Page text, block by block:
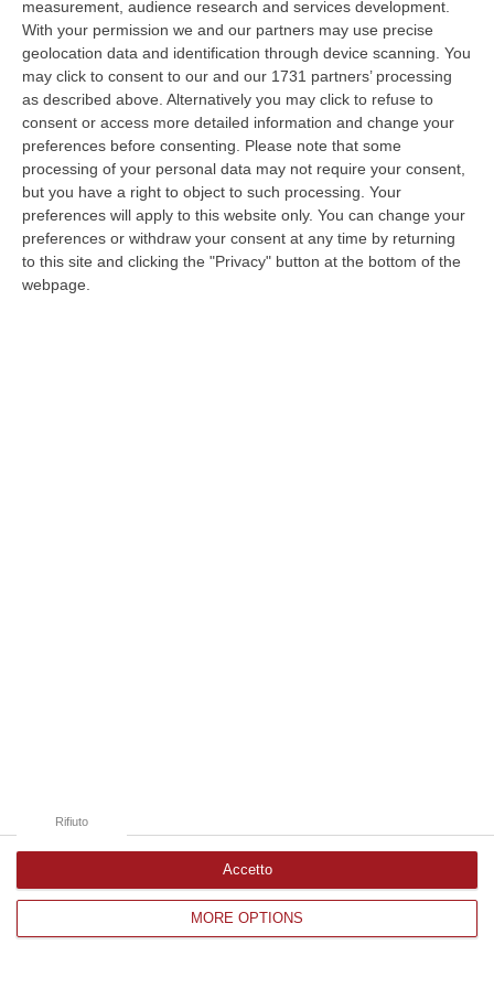
measurement, audience research and services development.
With your permission we and our partners may use precise
geolocation data and identification through device scanning. You
may click to consent to our and our 1731 partners’ processing
as described above. Alternatively you may click to refuse to
consent or access more detailed information and change your
preferences before consenting.
Please note that some
processing of your personal data may not require your consent,
but you have a right to object to such processing. Your
preferences will apply to this website only. You can change your
preferences or withdraw your consent at any time by returning
to this site and clicking the "Privacy" button at the bottom of the
webpage.
MORE OPTIONS
Rifiuto
Accetto
Depuratori E Illeciti Ambientali: Contestato Danno Erariale Da
600mila Euro Nel Catanzarese – VIDEO
“CATANZARO La Procura regionale della Corte dei Conti della Calabria
ha notificato a nove tra persone giuridiche e fisiche (tra cui tre funz…
06 Agosto, 7:57
Dl Sicurezza-Migranti Approvato Alla Camera: È Legge
“ROMA La Camera ha approvato in via definitiva il decreto legge
sicurezza-migranti con 165 voti a favore e 80 contro. Nel contenuto,
introdu…
06 Agosto, 7:38
Corriere delle Calabria è una testata giornalistica di News&Com S.r.l